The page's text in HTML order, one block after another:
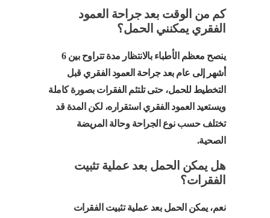
كم من الوقت بعد جراحة العمود
الفقري يمكنني الحمل؟
ينصح معظم الأطباء بالانتظار مدة تتراوح بين 6
أشهر إلى عام بعد جراحة العمود الفقري قبل
التخطيط للحمل، حتى تلتئم الفقرات بصورة كاملة
ويستعيد العمود الفقري استقراره، لكن المدة قد
تختلف حسب نوع الجراحة وحالة المريضة
الصحية.
هل يمكن الحمل بعد عملية تثبيت
الفقرات؟
نعم، يمكن الحمل بعد عملية تثبيت الفقرات